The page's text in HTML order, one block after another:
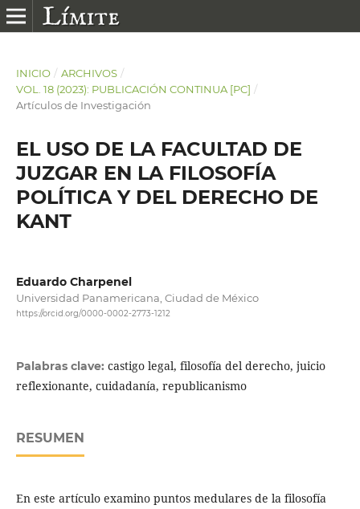
INICIO / ARCHIVOS /
VOL. 18 (2023): PUBLICACIÓN CONTINUA [PC] /
Artículos de Investigación
EL USO DE LA FACULTAD DE
JUZGAR EN LA FILOSOFÍA
POLÍTICA Y DEL DERECHO DE
KANT
Eduardo Charpenel
Universidad Panamericana, Ciudad de México
https://orcid.org/0000-0002-2773-1212
Palabras clave: castigo legal, filosofía del derecho, juicio
reflexionante, cuidadanía, republicanismo
RESUMEN
En este artículo examino puntos medulares de la filosofía